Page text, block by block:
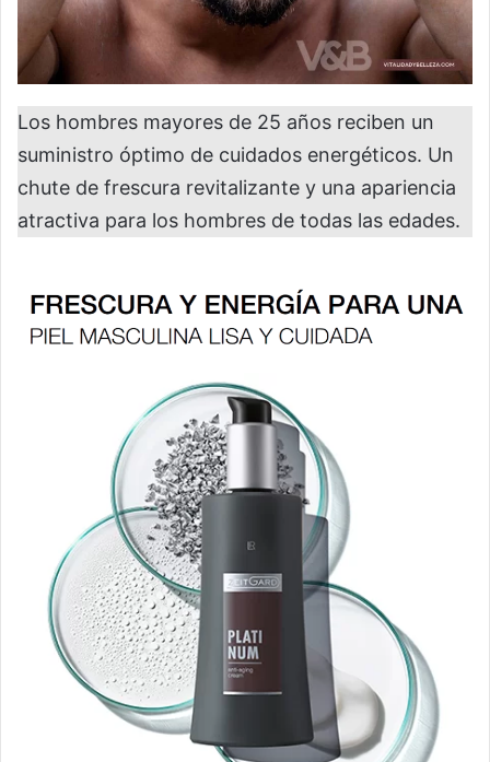
Los hombres mayores de 25 años reciben un
suministro óptimo de cuidados energéticos. Un
chute de frescura revitalizante y una apariencia
atractiva para los hombres de todas las edades.